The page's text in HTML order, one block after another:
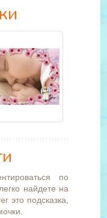
по
найдете на
это подсказка,